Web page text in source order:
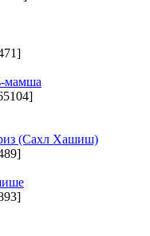
мамша
(Сахл Хашиш)